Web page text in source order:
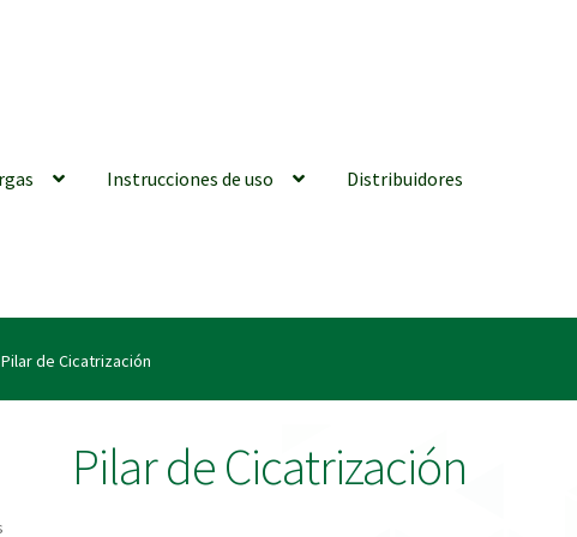
Instrucciones de uso Distribuidores
generales Conexiones CAD CAM
| Tienda Online!
Pilar de Cicatrización
Pilar de Cicatrización